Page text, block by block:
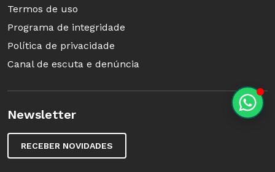
Termos de uso
Programa de integridade
Política de privacidade
Canal de escuta e denúncia
Newsletter
RECEBER NOVIDADES